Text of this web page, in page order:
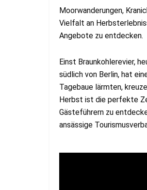
Moorwanderungen,
Vielfalt an
Angebote zu entdecken.
Einst Braunkohlerevier,
südlich von Berlin, hat
Tagebaue lärmten,
Herbst ist die perfekte
Gästeführern zu
ansässige